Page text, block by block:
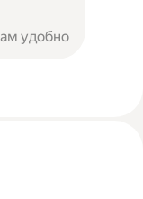
удобно